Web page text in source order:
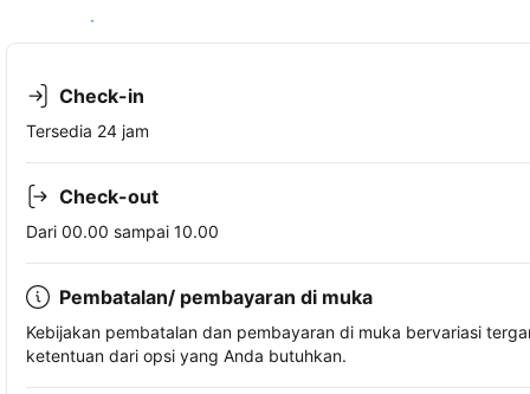
Lihat ketersediaan
Check-in
Tersedia 24 jam
Check-out
Dari 00.00 sampai 10.00
Pembatalan/ pembayaran di muka
Kebijakan pembatalan dan pembayaran di muka bervariasi
ketentuan dari opsi yang Anda butuhkan.